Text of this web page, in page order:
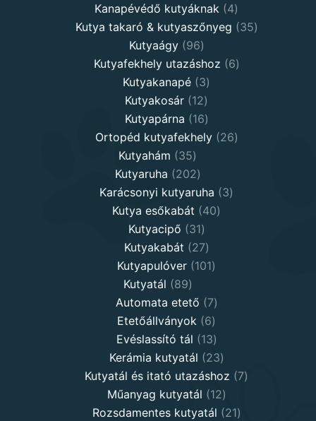
Kanapévédő kutyáknak 44
products
Kutya takaró & kutyaszőnyeg 3535
Kutyaágy 9696
products
Kutyafekhely utazáshoz 66
Kutyakanapé 33
products
Kutyakosár 1212
products
Kutyapárna 1616
products
Ortopéd kutyafekhely 2626
Kutyahám 3535
products
Kutyaruha 202202
products
Karácsonyi kutyaruha 33
Kutya esőkabát 4040
Kutyacipő 3131
products
Kutyakabát 2727
products
Kutyapulóver 101101
Kutyatál 8989
products
Automata etető 77
products
Etetőállványok 66
products
Evéslassító tál 1313
products
Kerámia kutyatál 2323
products
Kutyatál és itató utazáshoz 77
Műanyag kutyatál 1212
products
Rozsdamentes kutyatál 2121